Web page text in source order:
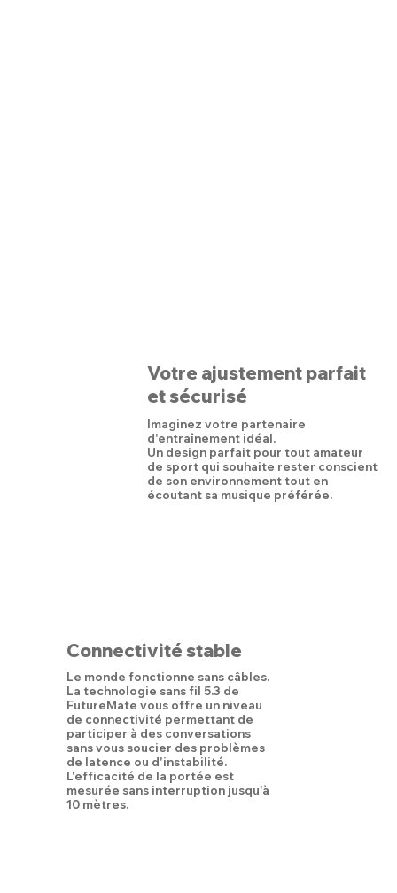
Votre ajustement parfait
et sécurisé
Imaginez votre partenaire
d'entraînement idéal.
Un design parfait pour tout amateur
de sport qui souhaite rester conscient
de son environnement tout en
écoutant sa musique préférée.
Connectivité stable
Le monde fonctionne sans câbles.
La technologie sans fil 5.3 de
FutureMate vous offre un niveau
de connectivité permettant de
participer à des conversations
sans vous soucier des problèmes
de latence ou d'instabilité.
L'efficacité de la portée est
mesurée sans interruption jusqu'à
10 mètres.